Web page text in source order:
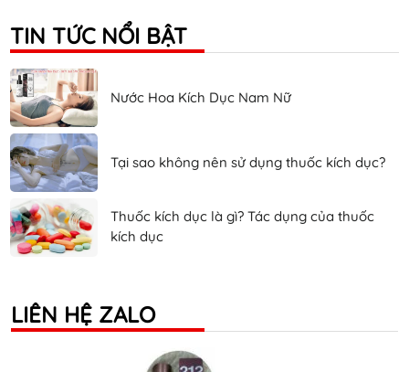
TIN TỨC NỔI BẬT
Nước Hoa Kích Dục Nam Nữ
Tại sao không nên sử dụng thuốc kích dục?
Thuốc kích dục là gì? Tác dụng của thuốc
kích dục
LIÊN HỆ ZALO